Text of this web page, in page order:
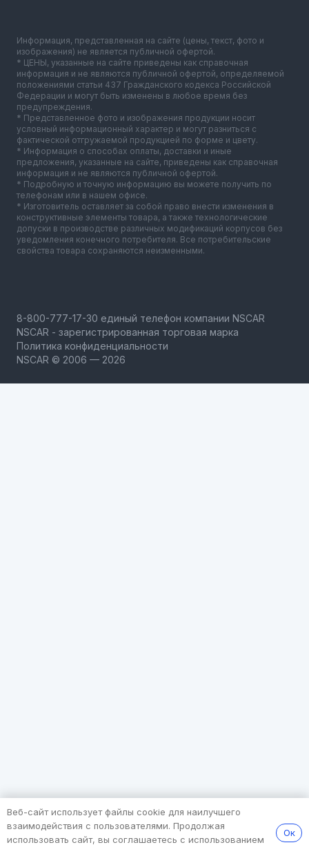
Информация, представленная на сайте (цены, текст, фото и
изображения) не является публичной офертой.
* ЦЕНЫ, указанные на сайте приведены как справочная
информация и не являются публичной офертой, определяемой
положениями статьи 437 Гражданского кодекса Российской
Федерации и могут быть изменены в любое время без
предупреждения.
* Представленное фото и изображения продукции носит
условный информационный характер и могут разниться с
фактической отгружаемой продукцией по форме и цвету.
* Информация о способах оплаты, доставки и иные
предложения, указанные на сайте, приведены как справочная
информация и не являются публичной офертой.
* Подробную и точную информацию вы можете получить по
телефонам или в нашем офисе.
* Изготовитель оставляет за собой право внести изменения в
конструктивные элементы товара, а также технологические
допуски в производстве различных модификаций корпусов без
уведомления конечного потребителя. Все потребительские
свойства товара сохраняются неизменными.
NSCAR - зарегистрированная торговая марка
Политика конфиденциальности
NSCAR © 2006 — 2026
Веб-сайт использует файлы cookie для наилучшего
взаимодействия с пользователями. Продолжая
использовать сайт, вы соглашаетесь с использованием
Ок